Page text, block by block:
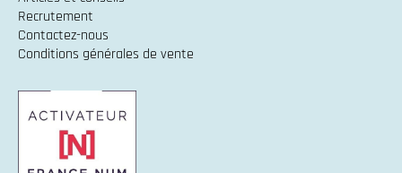
Recrutement
Contactez-nous
Conditions générales de vente